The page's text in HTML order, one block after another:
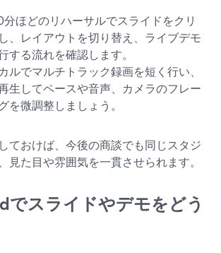
分ほどのリハーサルでスライドをクリ
、レイアウトを切り替え、ライブデモ
する流れを確認します。
ルでマルチトラック録画を短く行い、
生してペースや音声、カメラのフレー
を微調整しましょう。
ておけば、今後の商談でも同じスタジ
見た目や雰囲気を一貫させられます。
でスライドやデモをどう